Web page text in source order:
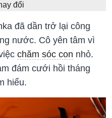
đổi
đã dần trở lại công
nước. Cô yên tâm vì
chăm sóc con nhỏ.
đám cưới hồi tháng
hiểu.